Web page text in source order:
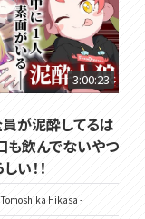
3:00:23
員が泥酔してるは
も飲んでないやつ
い！！
Tomoshika Hikasa -